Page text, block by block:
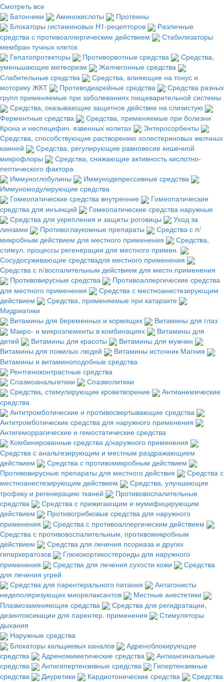
Смотреть все
Батончики
Аминокислоты
Протеины
Блокаторы гистаминовых H1-рецепторов
Различные
средства с противоаллергическим действием
Стабилизаторы
мембран тучных клеток
Гепатопротекторы
Противорвотные средства
Средства,
уменьшающие метеоризм
Желчегонные средства
Слабительные средства
Средства, влияющие на тонус и
моторику ЖКТ
Противодиарейные средства
Средства разных
групп применяемые при заболеваниях пищеварительной системы
Средства, оказывающие защитное действие на слизистую
Ферментные средства
Средства, применяемые при болезни
Крона и неспецифич. язвенных колитах
Энтеросорбенты
Средства, способствующие растворению холестериновых желчных
камней
Средства, регулирующие равновесие кишечной
микрофлоры
Средства, снижающие активность кислотно-
пептического фактора
Иммуноглобулины
Иммунодепрессивные средства
Иммуномодулирующие средства
Гомеопатические средства внутренние
Гомеопатические
средства для инъекций
Гомеопатические средства наружные
Средства для укрепления и защиты роговицы
Уход за
линзами
Противоглаукомные препараты
Средства с п/
микробным действием для местного применения
Средства,
стимул. процессы регенерации для местного примен.
Сосудосуживающие средствадля местного применения
Средства с п/воспалительным действием для местн.применения
Противовирусные средства
Противоаллергические средства
для местного применения
Средства с местноанестезирующим
действием
Средства, применяемые при катаракте
Мидриатики
Витамины для беременных и кормящих
Витамины для глаз
Макро- и микроэлементы в комбинациях
Витамины для
детей
Витамины для красоты
Витамины для мужчин
Витамины для пожилых людей
Витамины источник Магния
Витамины и витаминоподобные средства
Рентгеноконтрастные средства
Спазмоанальгетики
Спазмолитики
Средства, стимулирующие кроветворение
Антианемические
средства
Антитромботические и противосвертывающие средства
Антитромботические средства для наружного применения
Антигеморрагические и гемостатические средства
Комбинированные средства д/наружного применения
Средства с анальгезирующим и местным раздражающием
действием
Средства с противомикробным действием
Противовирусные препараты для местного действия
Средства с
местноанестезирующим действием
Средства, улучшающие
трофику и регенерацию тканей
Противовоспалительные
средства
Средства с прижигающим и мумифицирующим
действием
Противогрибковые средства для наружного
применения
Средства с противоаллергическим действием
Средства с противовоспалительным, противомикробным
действием
Средства для лечения псориаза и других
гиперкератозов
Глюкокортикостероиды для наружного
применения
Средства для лечения сухости кожи
Средства
для лечения угрей
Средства для парентерального питания
Антагонисты
недеполяризующих миорелаксантов
Местные анестетики
Плазмозаменяющие средства
Средства для регидратации,
дезинтоксикации для парентер. применения
Стимуляторы
дыхания
Наружные средства
Блокаторы кальциевых каналов
Адреноблокирующие
средства
Адреномиметические средства
Антиангинальные
средства
Антигипертензивные средства
Гипертензивные
средства
Диуретики Кардиотонические средства
Средства